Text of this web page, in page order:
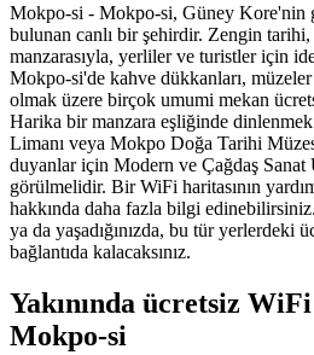
Mokpo-si - Mokpo-si, Güney Kore'nin
bulunan canlı bir şehirdir. Zengin
manzarasıyla, yerliler ve turistler için
Mokpo-si'de kahve dükkanları,
olmak üzere birçok umumi mekan
Harika bir manzara eşliğinde
Limanı veya Mokpo Doğa Tarihi
duyanlar için Modern ve Çağdaş
görülmelidir. Bir WiFi haritasının
hakkında daha fazla bilgi
ya da yaşadığınızda, bu tür yerlerdeki
bağlantıda kalacaksınız.
Yakınında ücretsiz
Mokpo-si